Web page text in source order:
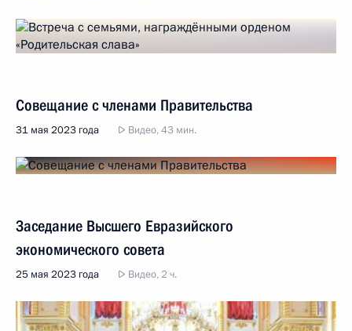
Совещание с членами Правительства
31 мая 2023 года Видео, 43 мин.
Заседание Высшего Евразийского
экономического совета
25 мая 2023 года Видео, 2 ч.